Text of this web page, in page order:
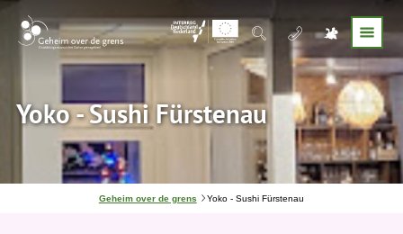
Yoko - Sushi Fürstenau
J
Geheim over de grens Yoko - Sushi Fürstenau